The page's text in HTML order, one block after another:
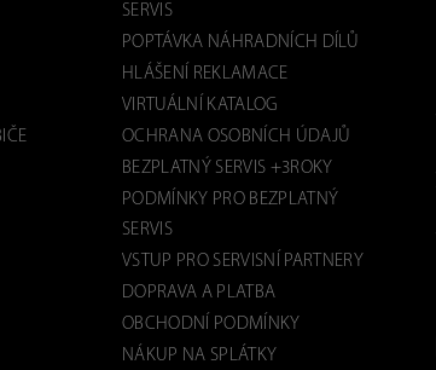
SERVIS
POPTÁVKA NÁHRADNÍCH DÍLŮ
HLÁŠENÍ REKLAMACE
VIRTUÁLNÍ KATALOG
OCHRANA OSOBNÍCH ÚDAJŮ
BEZPLATNÝ SERVIS +3ROKY
PODMÍNKY PRO BEZPLATNÝ
SERVIS
VSTUP PRO SERVISNÍ PARTNERY
DOPRAVA A PLATBA
OBCHODNÍ PODMÍNKY
NÁKUP NA SPLÁTKY